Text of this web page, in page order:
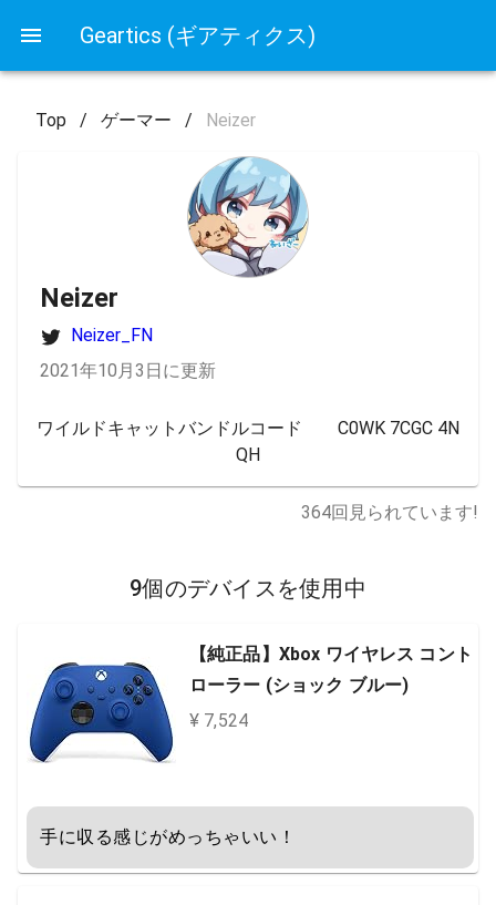
Geartics (ギアティクス)
Top / ゲーマー / Neizer
Neizer
Neizer_FN
2021年10月3日に更新
ワイルドキャットバンドルコード　　C0WK 7CGC 4N
QH
364回見られています!
9個のデバイスを使用中
【純正品】Xbox ワイヤレス コント
ローラー (ショック ブルー)
¥ 7,524
手に収る感じがめっちゃいい！